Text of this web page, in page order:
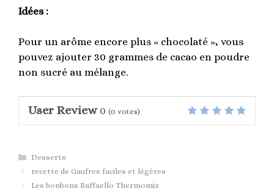
Idées :
Pour un arôme encore plus « chocolaté », vous
pouvez ajouter 30 grammes de cacao en poudre
non sucré au mélange.
User Review 0 (0 votes)
Catégories
Desserts
recette de Gaufres faciles et légères
Les bonbons Raffaello Thermomix